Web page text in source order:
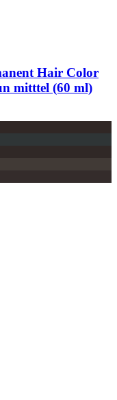
Hair Color
mitttel (60 ml)